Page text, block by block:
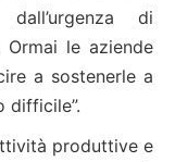
di
Ormai le aziende
a sostenerle a
difficile”.
produttive e